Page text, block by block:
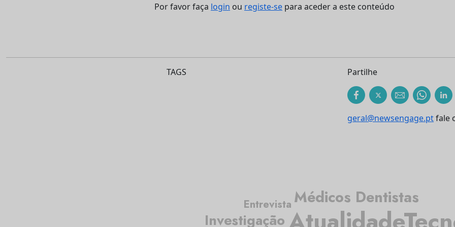
Por favor faça login ou registe-se para aceder a este conteúdo
TAGS Partilhe
geral@newsengage.ptfale
Médicos Dentistas
Entrevista
Investigação